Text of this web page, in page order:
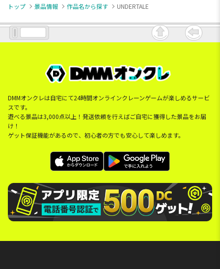
トップ 景品情報 作品名から探す UNDERTALE
DMMオンクレは自宅にて24時間オンラインクレーンゲームが楽しめるサービ
スです。
遊べる景品は3,000点以上！発送依頼を行えばご自宅に獲得した景品をお届
け！
ゲット保証機能があるので、初心者の方でも安心して楽しめます。